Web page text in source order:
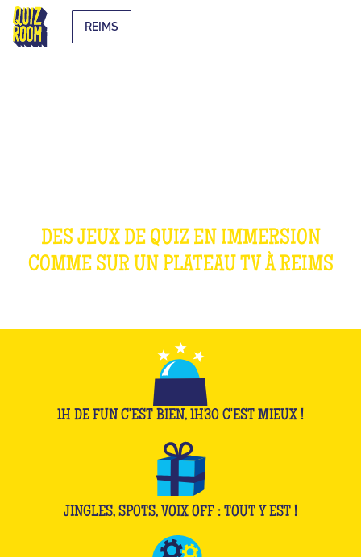
REIMS
DES JEUX DE QUIZ EN IMMERSION
COMME SUR UN PLATEAU TV À REIMS
1H DE FUN C'EST BIEN, 1H30 C'EST MIEUX !
JINGLES, SPOTS, VOIX OFF : TOUT Y EST !